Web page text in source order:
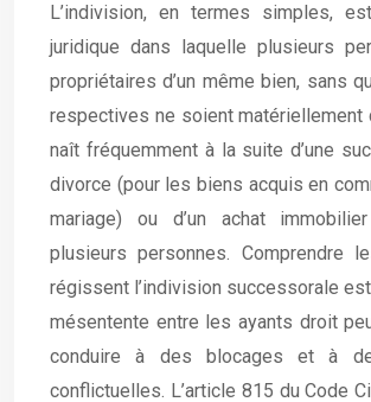
L’indivision, en termes simples,
juridique dans laquelle plusieurs
propriétaires d’un même bien, sans
respectives ne soient matériellement
naît fréquemment à la suite d’une
divorce (pour les biens acquis en
mariage) ou d’un achat
plusieurs personnes. Comprendre
régissent l’indivision successorale
mésentente entre les ayants droit
conduire à des blocages et à
conflictuelles. L’article 815 du Code